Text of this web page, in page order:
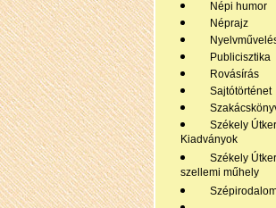
Népi humor
Néprajz
Publicisztika
Rovásírás
Sajtótörténet
Székely
Kiadványok
Székely
szellemi műhely